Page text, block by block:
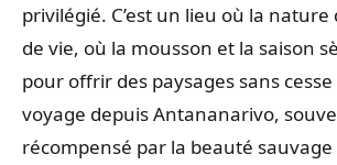
privilégié. C’est un lieu où la
de vie, où la mousson et la saison
pour offrir des paysages sans
voyage depuis Antananarivo,
récompensé par la beauté sauvage